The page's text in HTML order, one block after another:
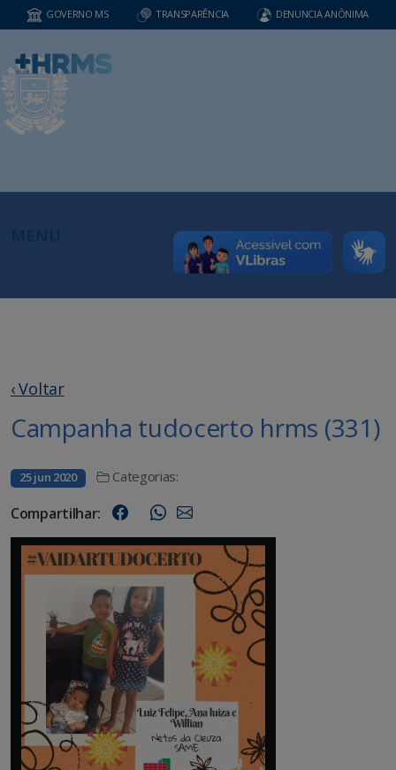
GOVERNO MS TRANSPARÊNCIA DENUNCIA ANÔNIMA
‹ Voltar
Campanha tudocerto hrms (331)
25 jun 2020 Categorias:
Compartilhar: